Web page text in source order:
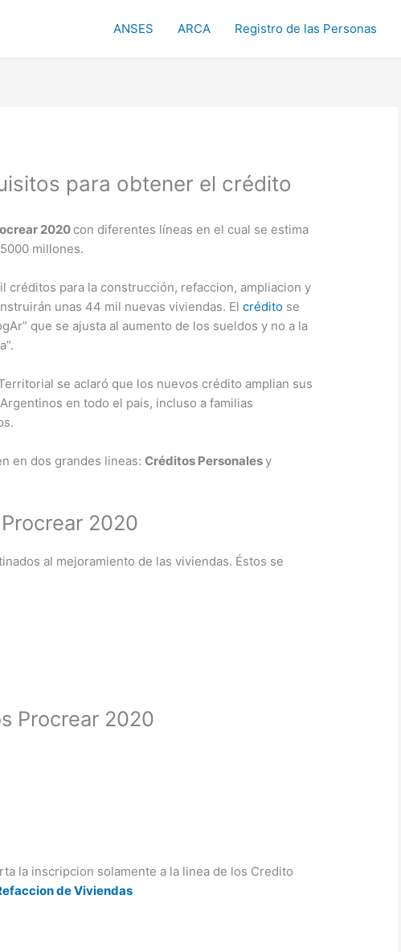
ANSES ARCA Registro de las Personas
para obtener el crédito
2020 con diferentes líneas en el cual se estima
millones.
créditos para la construcción, refaccion, ampliacion y
unas 44 mil nuevas viviendas. Elcrédito se
que se ajusta al aumento de los sueldos y no a la
se aclaró que los nuevos crédito amplian sus
en todo el pais, incluso a familias
en dos grandes lineas:Créditos Personalesy
2020
al mejoramiento de las viviendas. Éstos se
Procrear 2020
la inscripcion solamente a la linea de los Credito
de Viviendas